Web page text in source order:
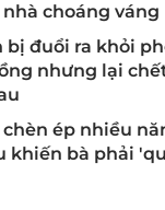
choáng váng
đuổi ra khỏi
nhưng lại
ép nhiều
khiến bà phải